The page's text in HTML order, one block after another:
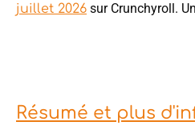
juillet 2026 sur Crunchyroll.
Résumé et plus